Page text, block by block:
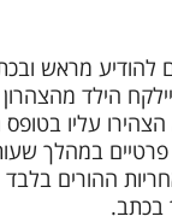
להודיע מראש
הילד
עליו בטופס
פרטיים במהלך
ההורים
בכתב.